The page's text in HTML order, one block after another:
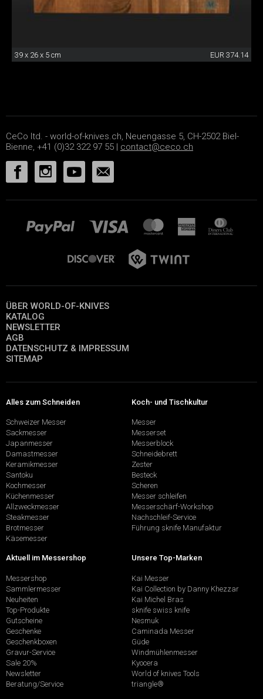
39 x 26 x 5 cm EUR 374.14
CeCo ltd. - world-of-knives.ch, Neuengasse 5, CH-2502 Biel-
Bienne, +41 (0)32 322 97 55 | contact@ceco.ch
ÜBER WORLD-OF-KNIVES
KATALOG
NEWSLETTER
AGB
DATENSCHUTZ & IMPRESSUM
SITEMAP
Alles zum Schneiden
Schweizer Messer
Sackmesser
Japanmesser
Damastmesser
Keramikmesser
Santoku
Kochmesser
Küchenmesser
Allzweckmesser
Steakmesser
Brotmesser
Käsemesser
Koch- und Tischkultur
Messer
Messerset
Messerblock
Schneidebrett
Zester
Besteck
Scheren
Messer schleifen
Messerschärf-Workshop
Nachschleif-Service
Führung sknife Manufaktur
Aktuell im Messershop
Messershop
Sammlermesser
Neuheiten
Top-Produkte
Gutscheine
Geschenke
Geschenkboxen
Gravur-Service
Sale 20%
Newsletter
Beratung/Service
Unsere Top-Marken
Kai Messer
Kai Collection by Danny Khezzar
Kai Michel Bras
sknife swiss knife
Nesmuk
Caminada Messer
Güde
Windmühlenmesser
Kyocera
World of knives Tools
triangle®